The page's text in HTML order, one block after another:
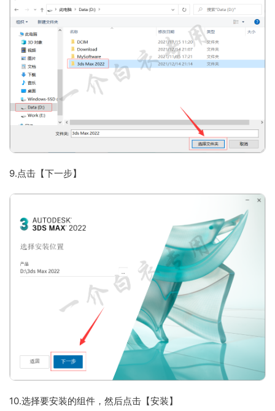
9.点击【下一步】
10.选择要安装的组件，然后点击【安装】